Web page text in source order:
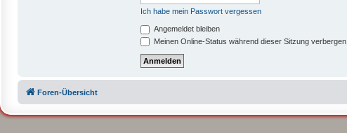
Ich habe mein Passwort vergessen
Angemeldet bleiben
Meinen Online-Status während dieser Sitzung verbergen
Foren-Übersicht